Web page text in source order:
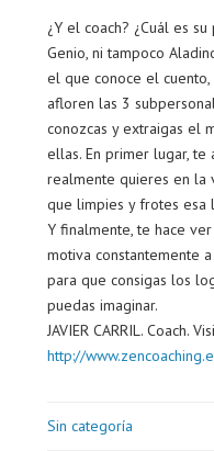
¿Y el coach? ¿Cuál es
Genio, ni tampoco
el que conoce el
afloren las 3
conozcas y extraigas el
ellas. En primer lugar,
realmente quieres en la
que limpies y frotes esa
Y finalmente, te hace
motiva constantemente
para que consigas los
puedas imaginar.
JAVIER CARRIL. Coach.
http://
Sin categoría